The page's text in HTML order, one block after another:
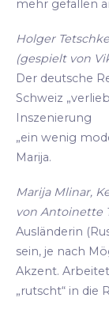
mehr gefallen
Holger
(gespielt von
Der deutsche
Schweiz
Inszenierung
„ein wenig
Marija.
Marija Mlinar,
von Antoinette
Ausländerin
sein, je nach
Akzent.
„rutscht“ in die